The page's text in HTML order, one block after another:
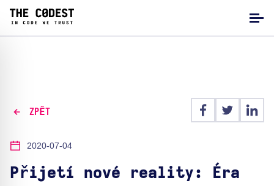
ZPĚT
2020-07-04
Přijetí nové reality: Éra